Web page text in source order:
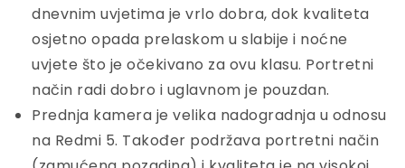
dnevnim uvjetima je vrlo dobra, dok kvaliteta
osjetno opada prelaskom u slabije i noćne
uvjete što je očekivano za ovu klasu. Portretni
način radi dobro i uglavnom je pouzdan.
Prednja kamera je velika nadogradnja u odnosu
na Redmi 5. Također podržava portretni način